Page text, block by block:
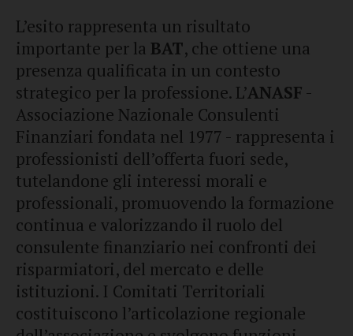
L’esito rappresenta un risultato
importante per la BAT, che ottiene una
presenza qualificata in un contesto
strategico per la professione. L’ANASF -
Associazione Nazionale Consulenti
Finanziari fondata nel 1977 - rappresenta i
professionisti dell’offerta fuori sede,
tutelandone gli interessi morali e
professionali, promuovendo la formazione
continua e valorizzando il ruolo del
consulente finanziario nei confronti dei
risparmiatori, del mercato e delle
istituzioni. I Comitati Territoriali
costituiscono l’articolazione regionale